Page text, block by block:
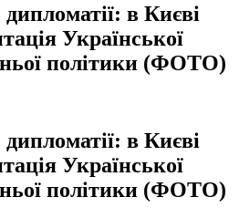
в Києві
Української
політики (ФОТО)
в Києві
Української
політики (ФОТО)